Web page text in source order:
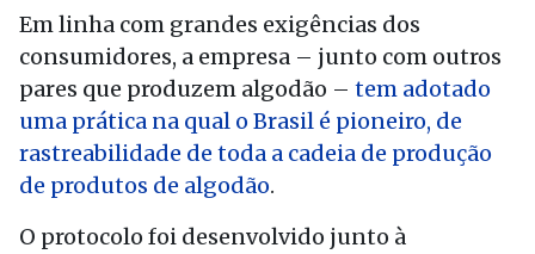
Em linha com grandes exigências dos
consumidores, a empresa – junto com outros
pares que produzem algodão – tem adotado
uma prática na qual o Brasil é pioneiro, de
rastreabilidade de toda a cadeia de produção
de produtos de algodão.
O protocolo foi desenvolvido junto à